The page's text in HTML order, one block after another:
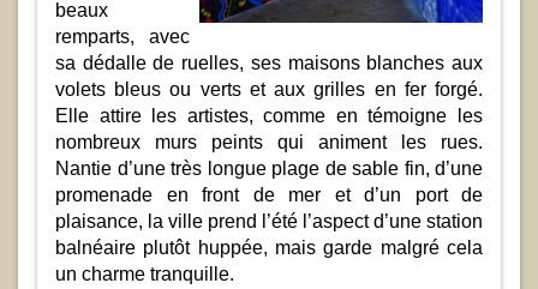
beaux
remparts, avec
sa dédalle de ruelles, ses maisons blanches aux
volets bleus ou verts et aux grilles en fer forgé.
Elle attire les artistes, comme en témoigne les
nombreux murs peints qui animent les rues.
Nantie d’une très longue plage de sable fin, d’une
promenade en front de mer et d’un port de
plaisance, la ville prend l’été l’aspect d’une station
balnéaire plutôt huppée, mais garde malgré cela
un charme tranquille.